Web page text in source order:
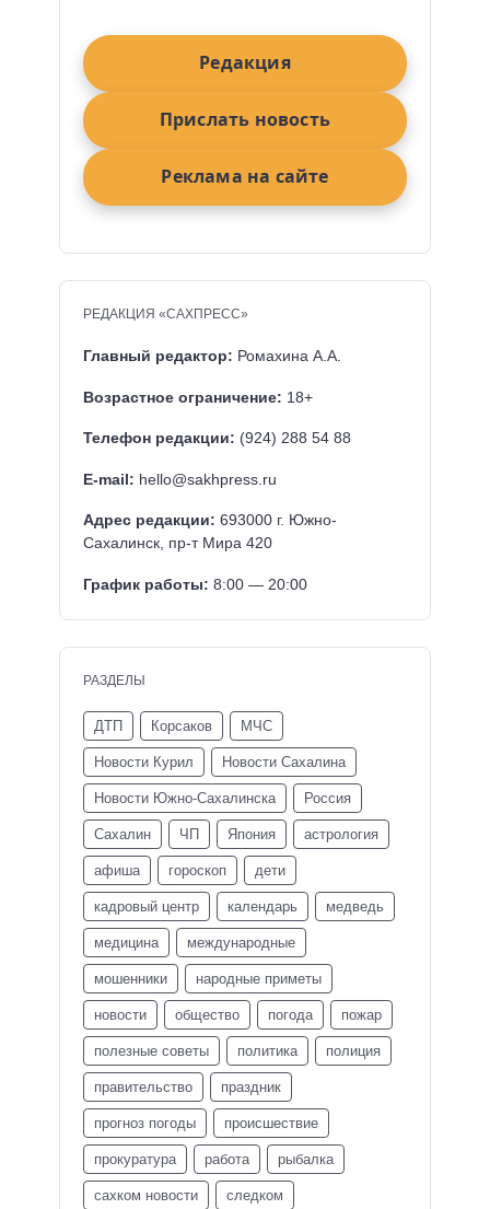
Редакция
Прислать новость
Реклама на сайте
РЕДАКЦИЯ «САХПРЕСС»
Главный редактор: Ромахина А.А.
Возрастное ограничение: 18+
Телефон редакции: (924) 288 54 88
E-mail: hello@sakhpress.ru
Адрес редакции: 693000 г. Южно-
Сахалинск, пр-т Мира 420
График работы: 8:00 — 20:00
РАЗДЕЛЫ
ДТП Корсаков МЧС
Новости Курил Новости Сахалина
Новости Южно-Сахалинска Россия
Сахалин ЧП Япония астрология
афиша гороскоп дети
кадровый центр календарь медведь
медицина международные
мошенники народные приметы
новости общество погода пожар
полезные советы политика полиция
правительство праздник
прогноз погоды происшествие
прокуратура работа рыбалка
сахком новости следком